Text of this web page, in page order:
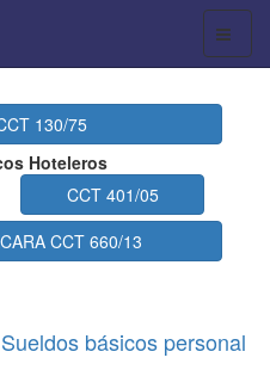
130/75
Hoteleros
CCT 401/05
CCT 660/13
básicos personal